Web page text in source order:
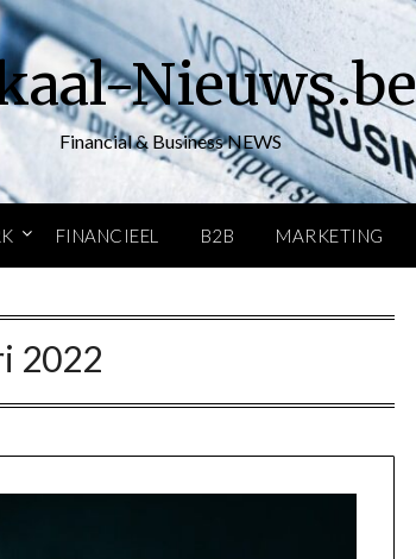
Nieuws.be
Financial & Business NEWS
FINANCIEEL B2B MARKETING
2022